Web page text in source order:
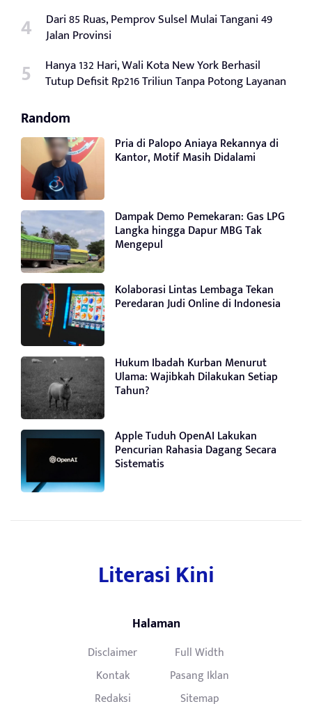
Dari 85 Ruas, Pemprov Sulsel Mulai Tangani 49
Jalan Provinsi
Hanya 132 Hari, Wali Kota New York Berhasil
Tutup Defisit Rp216 Triliun Tanpa Potong Layanan
Random
Pria di Palopo Aniaya Rekannya di
Kantor, Motif Masih Didalami
Dampak Demo Pemekaran: Gas LPG
Langka hingga Dapur MBG Tak
Mengepul
Kolaborasi Lintas Lembaga Tekan
Peredaran Judi Online di Indonesia
Hukum Ibadah Kurban Menurut
Ulama: Wajibkah Dilakukan Setiap
Tahun?
Apple Tuduh OpenAI Lakukan
Pencurian Rahasia Dagang Secara
Sistematis
Literasi Kini
Halaman
Disclaimer
Full Width
Kontak
Pasang Iklan
Redaksi
Sitemap